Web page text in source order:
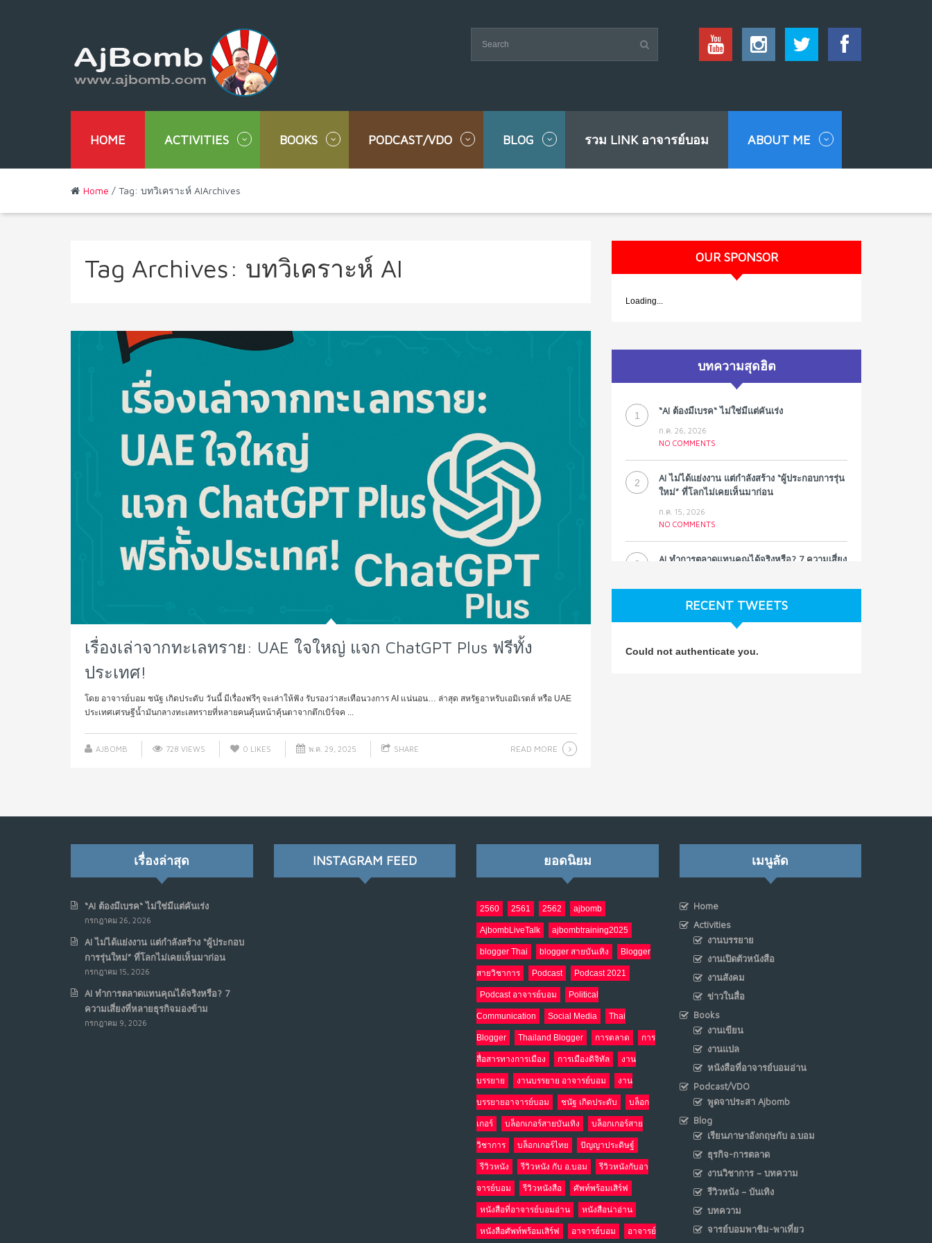
HOME ACTIVITIES BOOKS PODCAST/VDO BLOG รวม LINK อาจารย์บอม ABOUT ME
Home / Tag: บทวิเคราะห์ AIArchives
Tag Archives: บทวิเคราะห์ AI
เรื่องเล่าจากทะเลทราย: UAE ใจใหญ่ แจก ChatGPT Plus ฟรีทั้ง
ประเทศ!
โดย อาจารย์บอม ชนัฐ เกิดประดับ วันนี้ มีเรื่องฟรีๆ จะเล่าให้ฟัง รับรองว่าสะเทือนวงการ AI แน่นอน… ล่าสุด สหรัฐอาหรับเอมิเรตส์ หรือ UAE
ประเทศเศรษฐีน้ำมันกลางทะเลทรายที่หลายคนคุ้นหน้าคุ้นตาจากตึกเบิร์จค ...
AJBOMB 728 VIEWS 0 LIKES พ.ค. 29, 2025 SHARE READ MORE
OUR SPONSOR
Loading...
บทความสุดฮิต
1 “AI ต้องมีเบรค“ ไม่ใช่มีแต่คันเร่ง
ก.ค. 26, 2026
NO COMMENTS
2
AI ไม่ได้แย่งงาน แต่กำลังสร้าง “ผู้ประกอบการรุ่น
ใหม่” ที่โลกไม่เคยเห็นมาก่อน
ก.ค. 15, 2026
NO COMMENTS
3
AI ทำการตลาดแทนคุณได้จริงหรือ? 7 ความเสี่ยง
NO COMMENTS
จาก Dan Koe ในแบบอาจารย์บอม
เมื่อเจ้าของร้านเล็กๆ กลายเป็น “ครีเอเตอร์”
เมื่อรัฐบาลเริ่มคิดแบบแพลตฟอร์ม : AI กำลัง
NO COMMENTS
เมื่อโลกออนไลน์ กลายเป็น“ศาลเตี้ย”
พ.ค. 4, 2026
NO COMMENTS
น้ำตาเรา .. เป็นกรดจริงหรือ??
เม.ย. 19, 2026
NO COMMENTS
10 อินโดนีเซีย กับเกมอำนาจที่มองไม่เห็น
เม.ย. 19, 2026
NO COMMENTS
RECENT TWEETS
Could not authenticate you.
เรื่องล่าสุด
“AI ต้องมีเบรค“ ไม่ใช่มีแต่คันเร่ง
กรกฎาคม 26, 2026
AI ไม่ได้แย่งงาน แต่กำลังสร้าง “ผู้ประกอบ
การรุ่นใหม่” ที่โลกไม่เคยเห็นมาก่อน
กรกฎาคม 15, 2026
AI ทำการตลาดแทนคุณได้จริงหรือ? 7
ความเสี่ยงที่หลายธุรกิจมองข้าม
กรกฎาคม 9, 2026
INSTAGRAM FEED ยอดนิยม
2560 2561 2562 ajbomb
AjbombLiveTalk ajbombtraining2025
blogger Thai blogger สายบันเทิง Blogger
สายวิชาการ Podcast Podcast 2021
Podcast อาจารย์บอม Political
Communication Social Media Thai
Blogger Thailand Blogger การตลาด การ
สื่อสารทางการเมือง การเมืองดิจิทัล งาน
บรรยาย งานบรรยาย อาจารย์บอม งาน
บรรยายอาจารย์บอม ชนัฐ เกิดประดับ บล็อก
เกอร์ บล็อกเกอร์สายบันเทิง บล็อกเกอร์สาย
วิชาการ บล็อกเกอร์ไทย ปัญญาประดิษฐ์
รีวิวหนัง รีวิวหนัง กับ อ.บอม รีวิวหนังกับอา
จารย์บอม รีวิวหนังสือ ศัพท์พร้อมเสิร์ฟ
หนังสือที่อาจารย์บอมอ่าน หนังสือน่าอ่าน
หนังสือศัพท์พร้อมเสิร์ฟ อาจารย์บอม อาจารย์
เมนูลัด
Home
Activities
งานบรรยาย
งานเปิดตัวหนังสือ
งานสังคม
ข่าวในสื่อ
Books
งานเขียน
งานแปล
หนังสือที่อาจารย์บอมอ่าน
Podcast/VDO
พูดจาประสา Ajbomb
Blog
เรียนภาษาอังกฤษกับ อ.บอม
ธุรกิจ-การตลาด
งานวิชาการ – บทความ
รีวิวหนัง – บันเทิง
บทความ
จารย์บอมพาชิม-พาเที่ยว